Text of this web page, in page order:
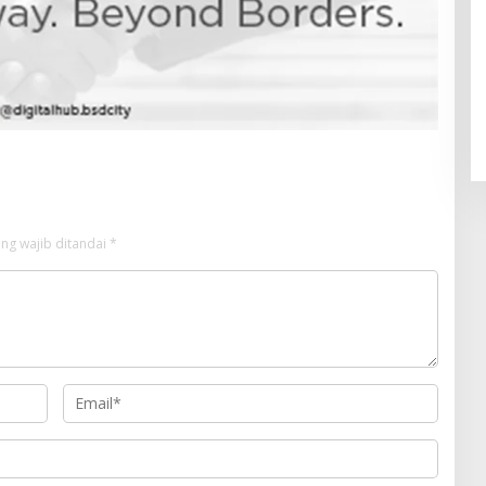
wajib ditandai *